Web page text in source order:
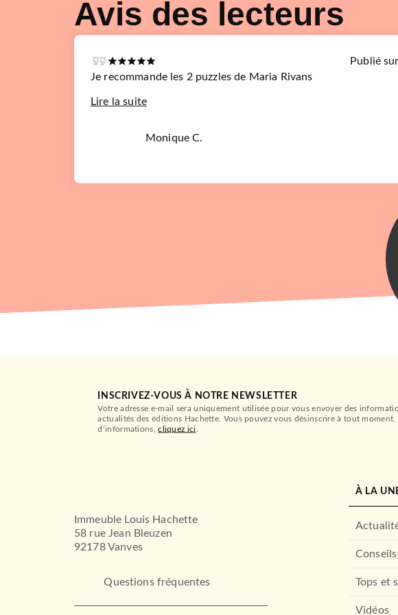
Avis des lecteurs
Publié sur
Je recommande les 2 puzzles de Maria Rivans
Lire la suite
Monique C.
INSCRIVEZ-VOUS À NOTRE NEWSLETTER
Votre adresse e-mail sera uniquement utilisée pour vous envoyer des
actualités des éditions Hachette. Vous pouvez vous désinscrire à tout moment.
d’informations,cliquez ici
Immeuble Louis Hachette
58 rue Jean Bleuzen
92178 Vanves
Questions fréquentes
À LA
Tops et
Vidéos